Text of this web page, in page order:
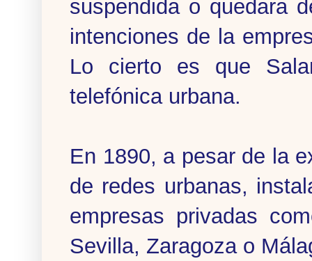
suspendida o quedara
intenciones de la
Lo cierto es que
telefónica urbana.
En 1890, a pesar de la
de redes urbanas,
empresas privadas
Sevilla, Zaragoza o